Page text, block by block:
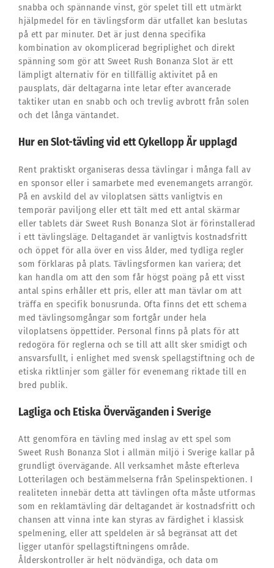
snabba och spännande vinst, gör spelet till ett utmärkt
hjälpmedel för en tävlingsform där utfallet kan beslutas
på ett par minuter. Det är just denna specifika
kombination av okomplicerad begriplighet och direkt
spänning som gör att Sweet Rush Bonanza Slot är ett
lämpligt alternativ för en tillfällig aktivitet på en
pausplats, där deltagarna inte letar efter avancerade
taktiker utan en snabb och och trevlig avbrott från solen
och det långa väntandet.
Hur en Slot-tävling vid ett Cykellopp Är upplagd
Rent praktiskt organiseras dessa tävlingar i många fall av
en sponsor eller i samarbete med evenemangets arrangör.
På en avskild del av viloplatsen sätts vanligtvis en
temporär paviljong eller ett tält med ett antal skärmar
eller tablets där Sweet Rush Bonanza Slot är förinstallerad
i ett tävlingsläge. Deltagandet är vanligtvis kostnadsfritt
och öppet för alla över en viss ålder, med tydliga regler
som förklaras på plats. Tävlingsformen kan variera; det
kan handla om att den som får högst poäng på ett visst
antal spins erhåller ett pris, eller att man tävlar om att
träffa en specifik bonusrunda. Ofta finns det ett schema
med tävlingsomgångar som fortgår under hela
viloplatsens öppettider. Personal finns på plats för att
redogöra för reglerna och se till att allt sker smidigt och
ansvarsfullt, i enlighet med svensk spellagstiftning och de
etiska riktlinjer som gäller för evenemang riktade till en
bred publik.
Lagliga och Etiska Överväganden i Sverige
Att genomföra en tävling med inslag av ett spel som
Sweet Rush Bonanza Slot i allmän miljö i Sverige kallar på
grundligt övervägande. All verksamhet måste efterleva
Lotterilagen och bestämmelserna från Spelinspektionen. I
realiteten innebär detta att tävlingen ofta måste utformas
som en reklamtävling där deltagandet är kostnadsfritt och
chansen att vinna inte kan styras av färdighet i klassisk
spelmening, eller att speldelen är så begränsat att det
ligger utanför spellagstiftningens område.
Ålderskontroller är helt nödvändiga, och data om